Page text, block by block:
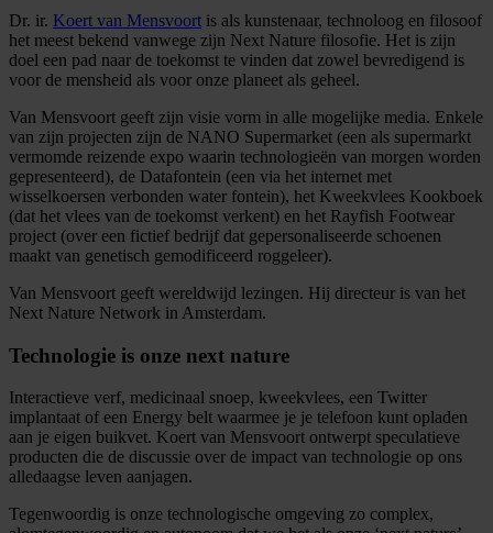
Dr. ir. Koert van Mensvoort is als kunstenaar, technoloog en filosoof
het meest bekend vanwege zijn Next Nature filosofie. Het is zijn
doel een pad naar de toekomst te vinden dat zowel bevredigend is
voor de mensheid als voor onze planeet als geheel.
Van Mensvoort geeft zijn visie vorm in alle mogelijke media. Enkele
van zijn projecten zijn de NANO Supermarket (een als supermarkt
vermomde reizende expo waarin technologieën van morgen worden
gepresenteerd), de Datafontein (een via het internet met
wisselkoersen verbonden water fontein), het Kweekvlees Kookboek
(dat het vlees van de toekomst verkent) en het Rayfish Footwear
project (over een fictief bedrijf dat gepersonaliseerde schoenen
maakt van genetisch gemodificeerd roggeleer).
Van Mensvoort geeft wereldwijd lezingen. Hij directeur is van het
Next Nature Network in Amsterdam.
Technologie is onze next nature
Interactieve verf, medicinaal snoep, kweekvlees, een Twitter
implantaat of een Energy belt waarmee je je telefoon kunt opladen
aan je eigen buikvet. Koert van Mensvoort ontwerpt speculatieve
producten die de discussie over de impact van technologie op ons
alledaagse leven aanjagen.
Tegenwoordig is onze technologische omgeving zo complex,